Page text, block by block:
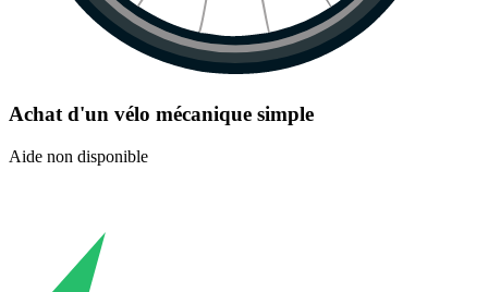
Achat d'un vélo mécanique simple
Aide non disponible